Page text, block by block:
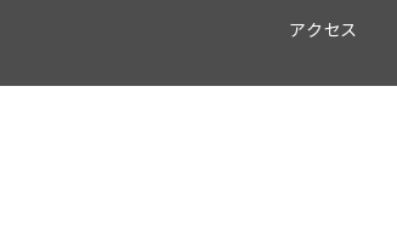
アクセス